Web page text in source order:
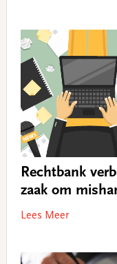
Rechtbank
zaak om
Lees Meer